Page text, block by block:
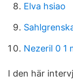
Elva hsiao
Nezeril 0 1
I den här